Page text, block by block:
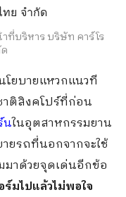
ที่บริหาร บริษัท คาร์โร
ยบายแหวกแนวที
ติสิงคโปร์ที่ก่อน
นในอุตสาหกรรมยาน
ยรถที่นอกจากจะใช้
มาด้วยจุดเด่นอีกข้อ
มไปแล้วไม่พอใจ